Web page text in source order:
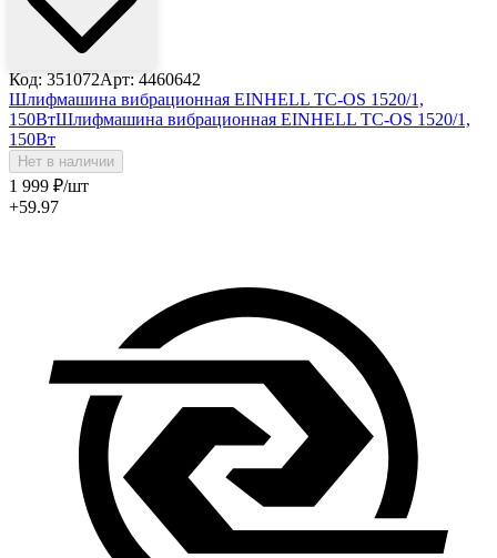
Код: 351072Арт: 4460642
Шлифмашина вибрационная EINHELL TC-OS 1520/1,
150ВтШлифмашина вибрационная EINHELL TC-OS 1520/1,
150Вт
Нет в наличии
1 999 ₽/шт
+59.97